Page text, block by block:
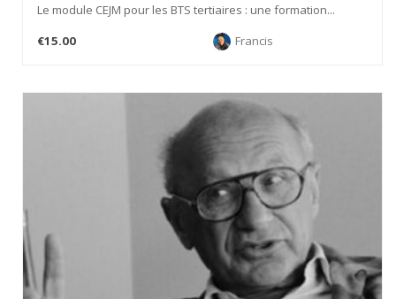
Le module CEJM pour les BTS tertiaires : une formation...
€15.00
Francis